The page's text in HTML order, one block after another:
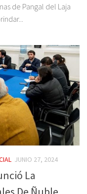
de Pangal del Laja
JUNIO 27, 2024
La